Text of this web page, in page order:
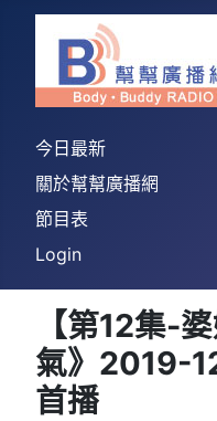
今日最新
關於幫幫廣播網
節目表
Login
【第12集-
氣》2019-
首播